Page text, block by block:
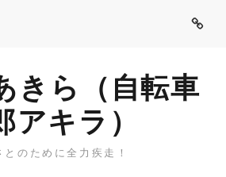
ご
きら（自転車
アキラ）
とのために全力疾走！